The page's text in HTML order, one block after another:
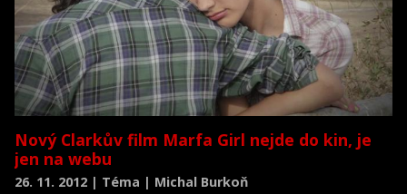
Nový Clarkův film Marfa Girl nejde do kin, je
jen na webu
26. 11. 2012 | Téma | Michal Burkoň